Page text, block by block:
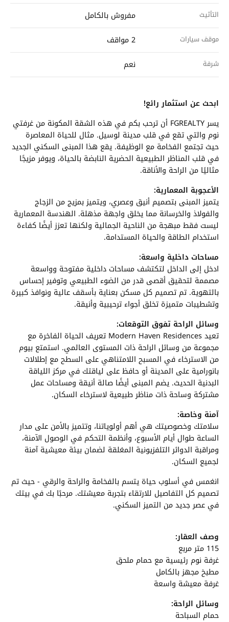
التأثيث مفروش بالكامل
موقف سيارات 2 مواقف
شرفة نعم
ابحث عن استثمار رائع!
يسر FGREALTY أن ترحب بكم في هذه الشقة المكونة من غرفتي
نوم والتي تقع في قلب مدينة لوسيل. مثال للحياة المعاصرة
حيث تجتمع الفخامة مع الوظيفة. يقع هذا المبنى السكني الجديد
في قلب المناظر الطبيعية الحضرية النابضة بالحياة، ويوفر مزيجًا
مثاليًا من الراحة والأناقة.
الأعجوبة المعمارية:
يتميز المبنى بتصميم أنيق وعصري، ويتميز بمزيج من الزجاج
والفولاذ والخرسانة مما يخلق واجهة مذهلة. الهندسة المعمارية
ليست فقط مبهجة من الناحية الجمالية ولكنها تعزز أيضًا كفاءة
استخدام الطاقة والحياة المستدامة.
مساحات داخلية واسعة:
ادخل إلى الداخل لتكتشف مساحات داخلية مفتوحة وواسعة
مصممة لتحقيق أقصى قدر من الضوء الطبيعي وتوفير إحساس
بالتهوية. تم تصميم كل مسكن بعناية بأسقف عالية ونوافذ كبيرة
وتشطيبات متميزة تخلق أجواء ترحيبية وأنيقة.
وسائل الراحة تفوق التوقعات:
تعيد Modern Haven Residences تعريف الحياة الفاخرة مع
مجموعة من وسائل الراحة ذات المستوى العالمي. استمتع بيوم
من الاسترخاء في المسبح اللامتناهي على السطح مع إطلالات
بانورامية على المدينة أو حافظ على لياقتك في مركز اللياقة
البدنية الحديث. يضم المبنى أيضًا صالة أنيقة ومساحات عمل
مشتركة وساحة ذات مناظر طبيعية لاسترخاء السكان.
آمنة وخاصة:
سلامتك وخصوصيتك هي أهم أولوياتنا، وتتميز بالأمن على مدار
الساعة طوال أيام الأسبوع، وأنظمة التحكم في الوصول الآمنة،
ومراقبة الدوائر التلفزيونية المغلقة لضمان بيئة معيشية آمنة
لجميع السكان.
انغمس في أسلوب حياة يتسم بالفخامة والراحة والرقي - حيث تم
تصميم كل التفاصيل للارتقاء بتجربة معيشتك. مرحبًا بك في بيتك
في عصر جديد من التميز السكني.
وصف العقار:
115 متر مربع
غرفة نوم رئيسية مع حمام ملحق
مطبخ مجهز بالكامل
غرفة معيشة واسعة
وسائل الراحة:
حمام السباحة